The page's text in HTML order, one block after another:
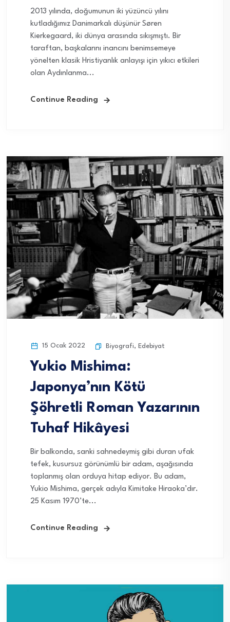
2013 yılında, doğumunun iki yüzüncü yılını
kutladığımız Danimarkalı düşünür Søren
Kierkegaard, iki dünya arasında sıkışmıştı. Bir
taraftan, başkalarını inancını benimsemeye
yönelten klasik Hristiyanlık anlayışı için yıkıcı etkileri
olan Aydınlanma...
Continue Reading
15 Ocak 2022 Biyografi, Edebiyat
Yukio Mishima:
Japonya’nın Kötü
Şöhretli Roman Yazarının
Tuhaf Hikâyesi
Bir balkonda, sanki sahnedeymiş gibi duran ufak
tefek, kusursuz görünümlü bir adam, aşağısında
toplanmış olan orduya hitap ediyor. Bu adam,
Yukio Mishima, gerçek adıyla Kimitake Hiraoka’dır.
25 Kasım 1970’te...
Continue Reading